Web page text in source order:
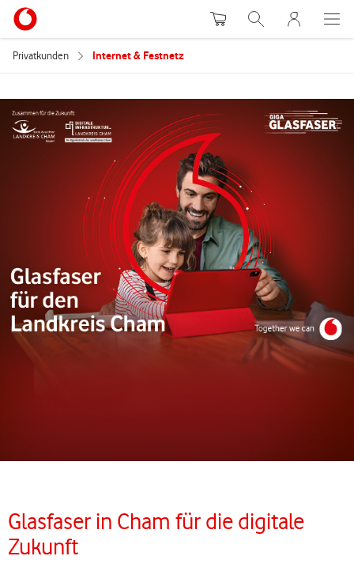
WarenkorbSuche MeinVodafone
Privatkunden Internet & Festnetz
Glasfaser in Cham für die digitale
Zukunft